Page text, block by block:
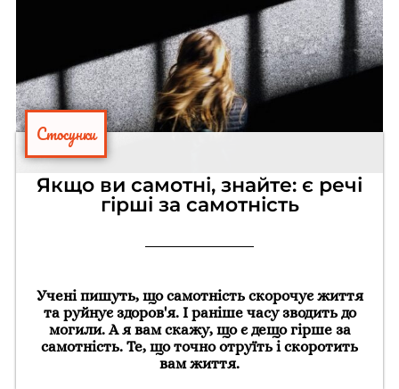
Стосунки
Якщо ви самотні, знайте: є речі
гірші за самотність
Учені пишуть, що самотність скорочує життя
та руйнує здоров'я. І раніше часу зводить до
могили. А я вам скажу, що є дещо гірше за
самотність. Те, що точно отруїть і скоротить
вам життя.